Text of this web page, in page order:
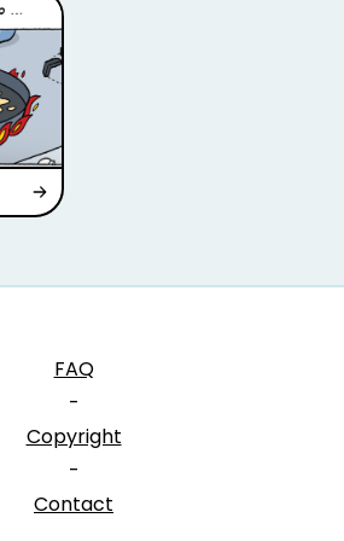
FAQ
-
Copyright
-
Contact